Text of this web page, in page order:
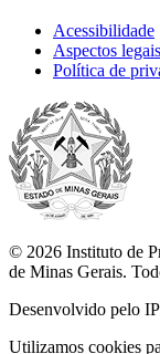
Acessibilidade
Aspectos
Política de
© 2026 Instituto de
de Minas Gerais.
Desenvolvido pelo
Utilizamos cookies